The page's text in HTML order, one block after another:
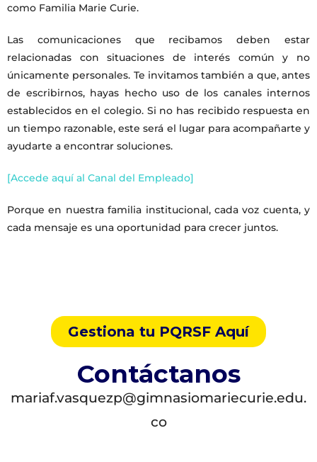
como Familia Marie Curie.
Las comunicaciones que recibamos deben estar
relacionadas con situaciones de interés común y no
únicamente personales. Te invitamos también a que, antes
de escribirnos, hayas hecho uso de los canales internos
establecidos en el colegio. Si no has recibido respuesta en
un tiempo razonable, este será el lugar para acompañarte y
ayudarte a encontrar soluciones.
[Accede aquí al Canal del Empleado]
Porque en nuestra familia institucional, cada voz cuenta, y
cada mensaje es una oportunidad para crecer juntos.
Gestiona tu PQRSF Aquí
Contáctanos
mariaf.vasquezp@gimnasiomariecurie.edu.
co